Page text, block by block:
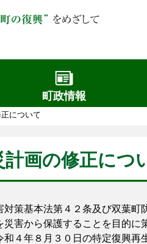
町政情報
について
画の修正につ
策基本法第４２条及び双葉町
害から保護することを目的に
４年８月３０日の特定復興再